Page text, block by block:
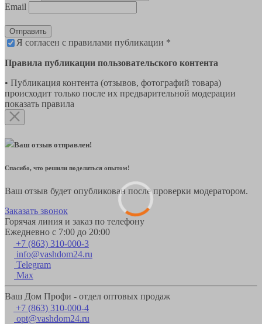
Email
Отправить
Я согласен с правилами публикации *
Правила публикации пользовательского контента
• Публикация контента (отзывов, фотографий товара)
происходит только после их предварительной модерации
показать правила
Ваш отзыв отправлен!
Спасибо, что решили поделиться опытом!
Ваш отзыв будет опубликован после проверки модератором.
Заказать звонок
Горячая линия и заказ по телефону
Ежедневно с 7:00 до 20:00
+7 (863) 310-000-3
info@vashdom24.ru
Telegram
Max
Ваш Дом Профи - отдел оптовых продаж
+7 (863) 310-000-4
opt@vashdom24.ru